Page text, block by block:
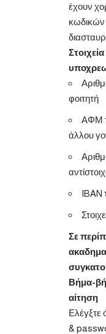
έχουν
κωδικών
φοιτητή
ΑΦΜ
άλλου
IBAN
Σε
Βήμα-
αίτηση
Ελέγξτε
&